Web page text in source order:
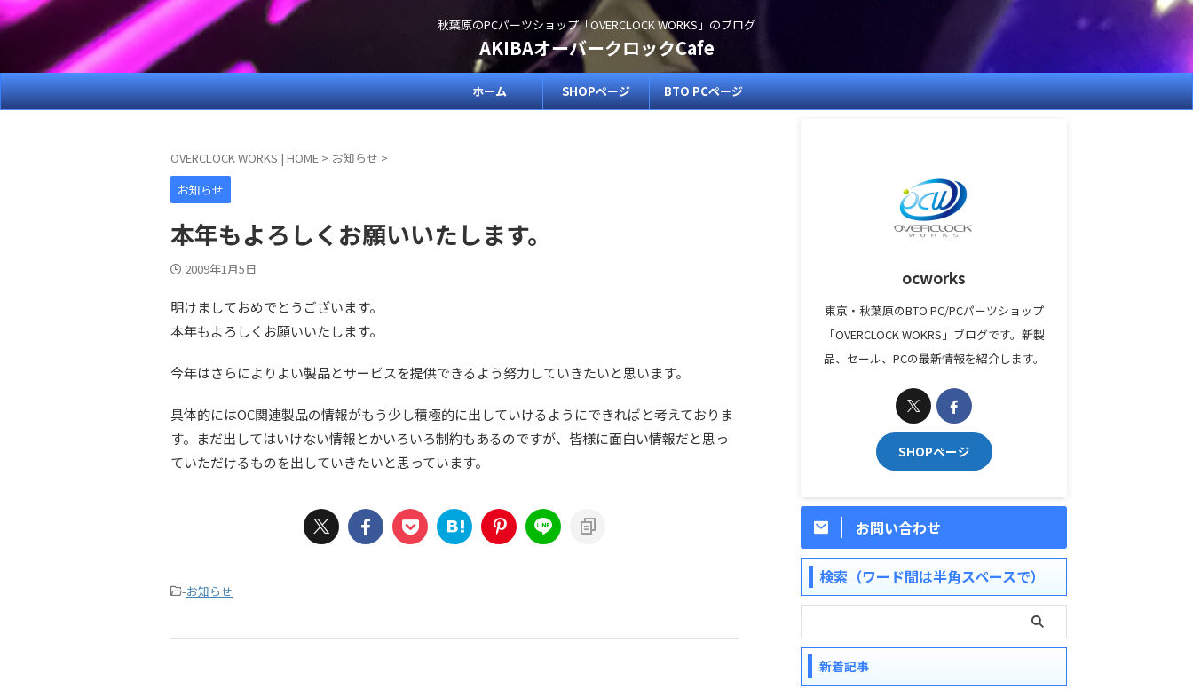
秋葉原のPCパーツショップ「OVERCLOCK WORKS」のブログ
AKIBAオーバークロックCafe
ホーム SHOPページ BTO PCページ
OVERCLOCK WORKS | HOME > お知らせ >
お知らせ
本年もよろしくお願いいたします。
2009年1月5日
明けましておめでとうございます。
本年もよろしくお願いいたします。
今年はさらによりよい製品とサービスを提供できるよう努力していきたいと思います。
具体的にはOC関連製品の情報がもう少し積極的に出していけるようにできればと考えておりま
す。まだ出してはいけない情報とかいろいろ制約もあるのですが、皆様に面白い情報だと思っ
ていただけるものを出していきたいと思っています。
-お知らせ
ocworks
東京・秋葉原のBTO PC/PCパーツショップ
「OVERCLOCK WOKRS」ブログです。新製
品、セール、PCの最新情報を紹介します。
SHOPページ
お問い合わせ
検索（ワード間は半角スペースで）
新着記事